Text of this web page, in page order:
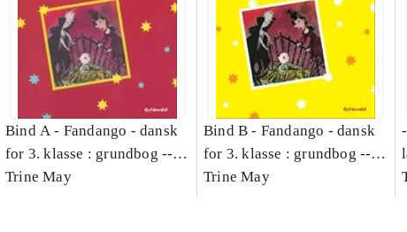
Bind A - Fandango - dansk
for 3. klasse : grundbog --
Arbejdsbog. Bind A
Trine May
Bind B - Fandango - dansk
for 3. klasse : grundbog --
Arbejdsbog. Bind B
Trine May